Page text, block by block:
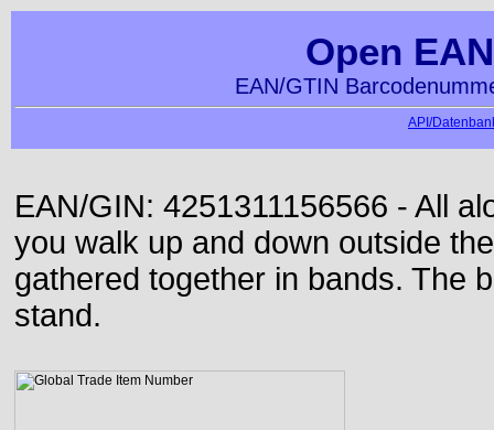
Open
EAN/GTIN
API/
EAN/GIN: 4251311156566 - All
you walk up and down outside
gathered together in bands. The
stand.